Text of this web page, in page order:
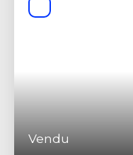
€ net vendeur +
tarder au 06. 72. 52.
Vendu